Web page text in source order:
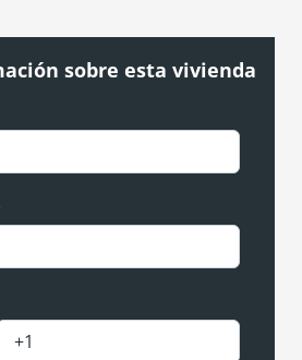
sobre esta vivienda